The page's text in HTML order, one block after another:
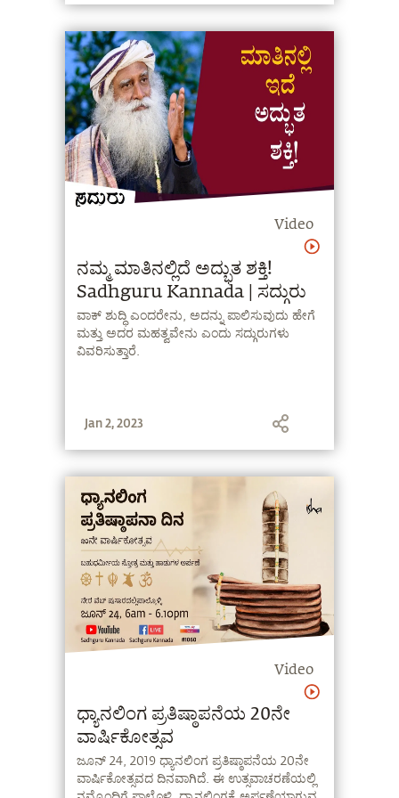
Video
ನಮ್ಮ ಮಾತಿನಲ್ಲಿದೆ ಅದ್ಭುತ ಶಕ್ತಿ!
Sadhguru Kannada | ಸದ್ಗುರು
ವಾಕ್ ಶುದ್ಧಿ ಎಂದರೇನು, ಅದನ್ನು ಪಾಲಿಸುವುದು ಹೇಗೆ
ಮತ್ತು ಅದರ ಮಹತ್ವವೇನು ಎಂದು ಸದ್ಗುರುಗಳು
ವಿವರಿಸುತ್ತಾರೆ.
Jan 2, 2023
Video
ಧ್ಯಾನಲಿಂಗ ಪ್ರತಿಷ್ಠಾಪನೆಯ 20ನೇ
ವಾರ್ಷಿಕೋತ್ಸವ
ಜೂನ್ 24, 2019 ಧ್ಯಾನಲಿಂಗ ಪ್ರತಿಷ್ಠಾಪನೆಯ 20ನೇ
ವಾರ್ಷಿಕೋತ್ಸವದ ದಿನವಾಗಿದೆ. ಈ ಉತ್ಸವಾಚರಣೆಯಲ್ಲಿ